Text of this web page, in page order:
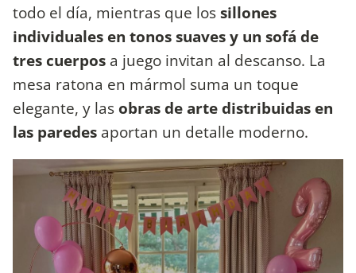
todo el día, mientras que lossillones
individuales en tonos suaves y un sofá de
tres cuerpos a juego invitan al descanso. La
mesa ratona en mármol suma un toque
elegante, y las obras de arte distribuidas en
las paredes aportan un detalle moderno.